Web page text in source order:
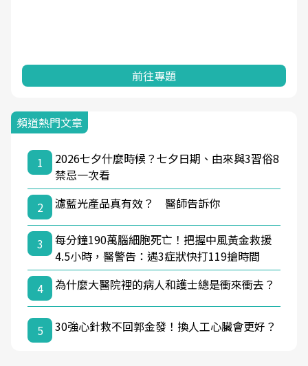
前往專題
頻道熱門文章
1
2026七夕什麼時候？七夕日期、由來與3習俗8
禁忌一次看
2
濾藍光產品真有效？ 醫師告訴你
3
每分鐘190萬腦細胞死亡！把握中風黃金救援
4.5小時，醫警告：遇3症狀快打119搶時間
4
為什麼大醫院裡的病人和護士總是衝來衝去？
5 30強心針救不回郭金發！換人工心臟會更好？